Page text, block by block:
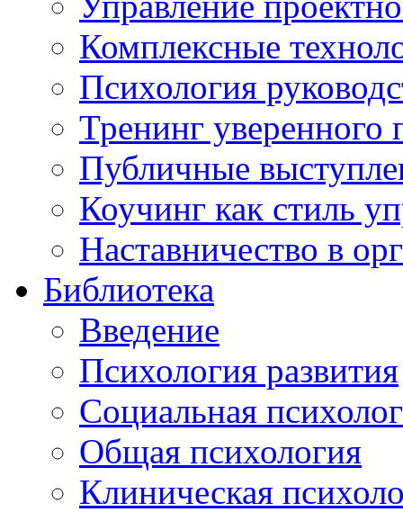
Комплексные
Психология
Тренинг уверенного
Публичные
Коучинг как стиль
Наставничество в
Библиотека
Введение
Психология развития
Социальная
Общая психология
Клиническая